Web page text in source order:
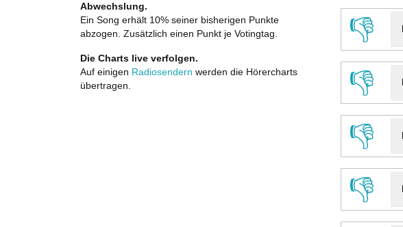
👎
👎
👎
👎
Abwechslung.
Ein Song erhält 10% seiner bisherigen Punkte
abzogen. Zusätzlich einen Punkt je Votingtag.
Die Charts live verfolgen.
Auf einigen Radiosendern werden die Hörercharts
übertragen.